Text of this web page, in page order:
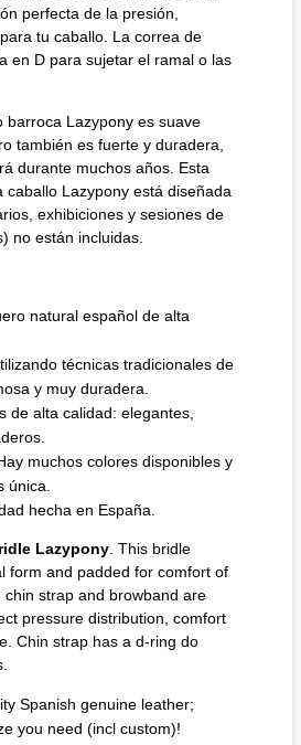
perfecta de la presión,
tu caballo. La correa de
en D para sujetar el ramal o las
barroca Lazypony es suave
también es fuerte y duradera,
durante muchos años. Esta
Lazypony está diseñada
exhibiciones y sesiones de
no están incluidas.
natural español de alta
técnicas tradicionales de
y muy duradera.
de alta calidad: elegantes,
muchos colores disponibles y
única.
hecha en España.
Lazypony . This bridle
form and padded for comfort of
strap and browband are
pressure distribution, comfort
Chin strap has a d-ring do
Spanish genuine leather;
you need (incl custom)!